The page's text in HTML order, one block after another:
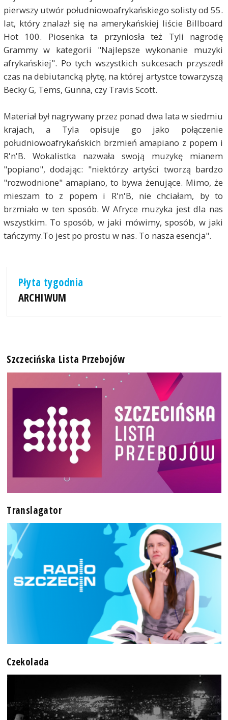
pierwszy utwór południowoafrykańskiego solisty od 55.
lat, który znalazł się na amerykańskiej liście Billboard
Hot 100. Piosenka ta przyniosła też Tyli nagrodę
Grammy w kategorii "Najlepsze wykonanie muzyki
afrykańskiej". Po tych wszystkich sukcesach przyszedł
czas na debiutancką płytę, na której artystce towarzyszą
Becky G, Tems, Gunna, czy Travis Scott.
Materiał był nagrywany przez ponad dwa lata w siedmiu
krajach, a Tyla opisuje go jako połączenie
południowoafrykańskich brzmień amapiano z popem i
R'n'B. Wokalistka nazwała swoją muzykę mianem
"popiano", dodając: "niektórzy artyści tworzą bardzo
"rozwodnione" amapiano, to bywa żenujące. Mimo, że
mieszam to z popem i R'n'B, nie chciałam, by to
brzmiało w ten sposób. W Afryce muzyka jest dla nas
wszystkim. To sposób, w jaki mówimy, sposób, w jaki
tańczymy.To jest po prostu w nas. To nasza esencja".
Płyta tygodnia
ARCHIWUM
Szczecińska Lista Przebojów
Translagator
Czekolada